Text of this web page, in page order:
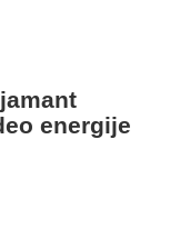
energije